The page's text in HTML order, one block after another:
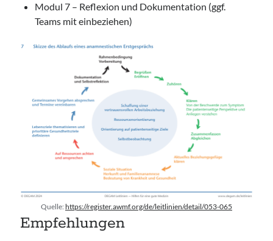
Modul 7 – Reflexion und Dokumentation (ggf.
Teams mit einbeziehen)
Quelle:https://register.awmf.org/de/leitlinien/detail/053-065
Empfehlungen